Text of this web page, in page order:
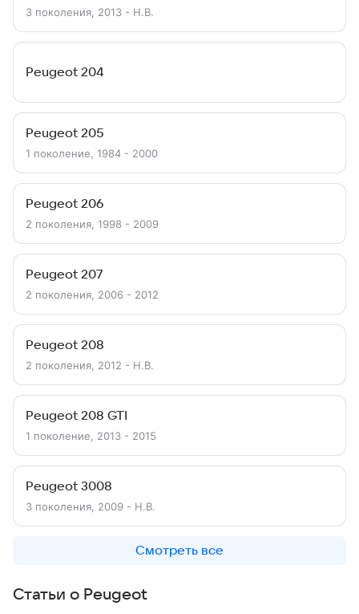
3 поколения, 2013 - Н.В.
Peugeot 204
Peugeot 205
1 поколение, 1984 - 2000
Peugeot 206
2 поколения, 1998 - 2009
Peugeot 207
2 поколения, 2006 - 2012
Peugeot 208
2 поколения, 2012 - Н.В.
Peugeot 208 GTI
1 поколение, 2013 - 2015
Peugeot 3008
3 поколения, 2009 - Н.В.
Смотреть все
Статьи о Peugeot